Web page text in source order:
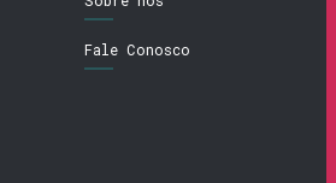
Fale Conosco